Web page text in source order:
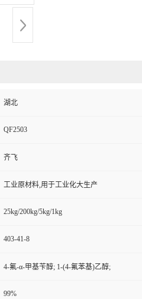
湖北
QF2503
齐飞
工业原材料,用于工业化大生产
25kg/200kg/5kg/1kg
403-41-8
4-氟-α-甲基苄醇; 1-(4-氟苯基)乙醇;
99%